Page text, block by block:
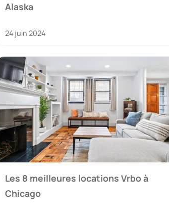
Alaska
24 juin 2024
Les 8 meilleures locations Vrbo à
Chicago